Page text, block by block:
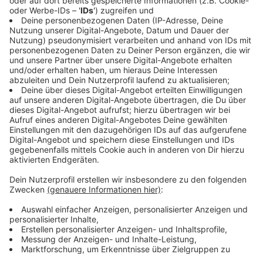
Im Oktober 2015 sei sogar einvernehmlich
beschlossen worden, keine gerichtlichen Maßnahmen
zum Schutz des Kindes einzuleiten. Grundlage für die
Entscheidung seien auch Ergebnisse eines
forensischen Gutachtens aus dem Strafverfahren
gewesen, das dem Verdächtigen Therapiefähigkeit
bescheinigte. Es habe laut Gutachten keine Hinweise
gegeben, dass er seinen pädosexuellen Neigungen
auch in der Realität nachgehen werde. Auch eine
Gefährdungseinschätzung durch den Sozialdienst sei
Anzeige
Im August 2016 habe die Staatsanwaltschaft eine
Mitteilung über ein weiteres Strafverfahren